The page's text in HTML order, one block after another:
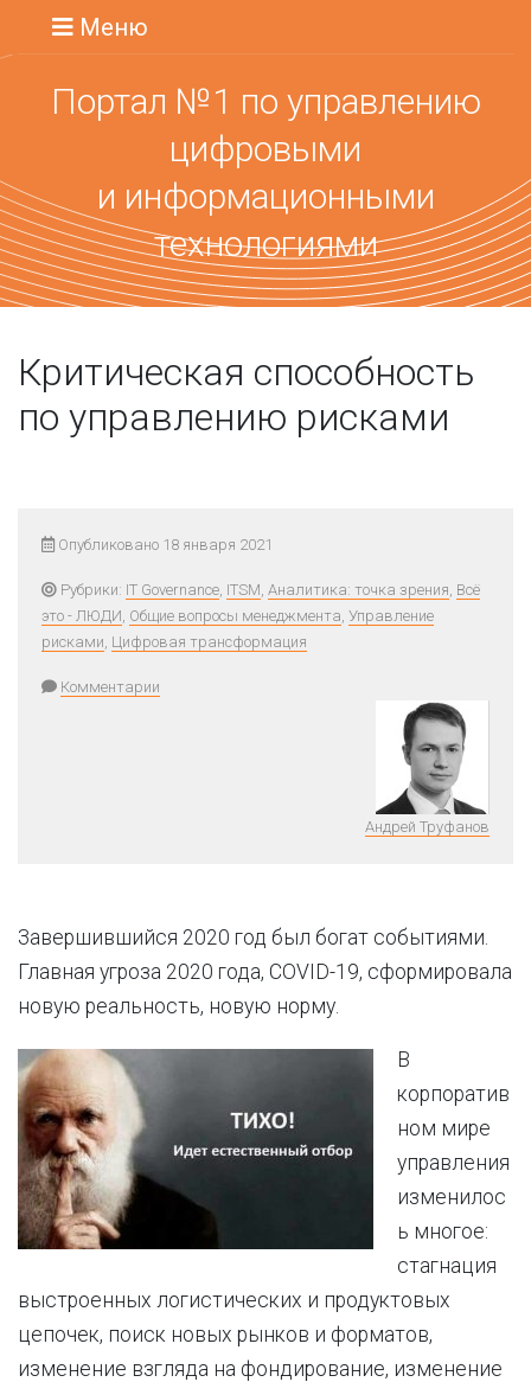
Меню
Портал №1 по управлению
цифровыми
и информационными
технологиями
Критическая способность
по управлению рисками
Опубликовано 18 января 2021
Рубрики: IT Governance, ITSM, Аналитика: точка зрения, Всё
это - ЛЮДИ, Общие вопросы менеджмента, Управление
рисками, Цифровая трансформация
Комментарии
Андрей Труфанов
Завершившийся 2020 год был богат событиями.
Главная угроза 2020 года, COVID-19, сформировала
новую реальность, новую норму.
В
корпоратив
ном мире
управления
изменилос
ь многое:
стагнация
выстроенных логистических и продуктовых
цепочек, поиск новых рынков и форматов,
изменение взгляда на фондирование, изменение